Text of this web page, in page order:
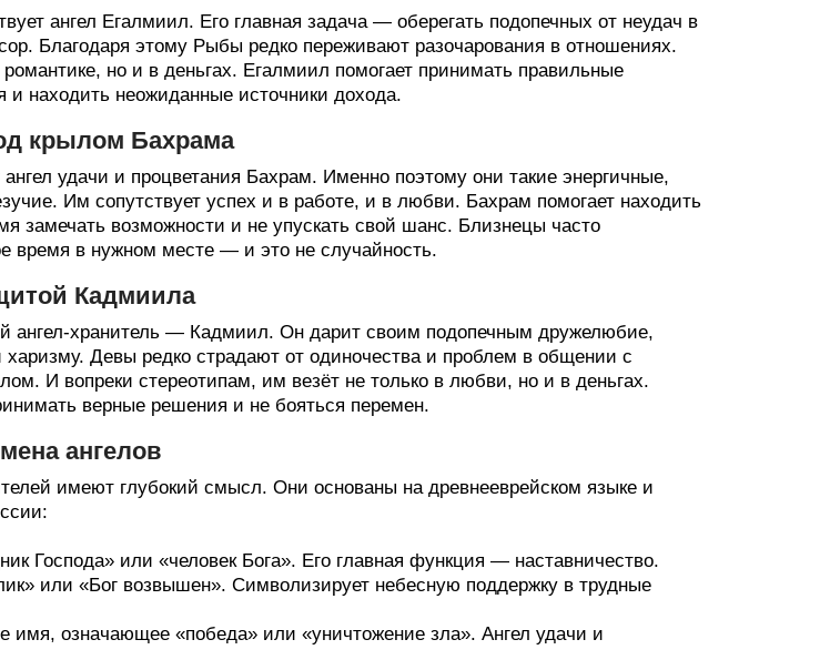
ангел Егалмиил. Его главная задача — оберегать подопечных от неудач в
Благодаря этому Рыбы редко переживают разочарования в отношениях.
но и в деньгах. Егалмиил помогает принимать правильные
находить неожиданные источники дохода.
крылом Бахрама
ангел удачи и процветания Бахрам. Именно поэтому они такие энергичные,
Им сопутствует успех и в работе, и в любви. Бахрам помогает находить
замечать возможности и не упускать свой шанс. Близнецы часто
время в нужном месте — и это не случайность.
Кадмиила
ангел-хранитель — Кадмиил. Он дарит своим подопечным дружелюбие,
харизму. Девы редко страдают от одиночества и проблем в общении с
И вопреки стереотипам, им везёт не только в любви, но и в деньгах.
верные решения и не бояться перемен.
ангелов
имеют глубокий смысл. Они основаны на древнееврейском языке и
Господа» или «человек Бога». Его главная функция — наставничество.
или «Бог возвышен». Символизирует небесную поддержку в трудные
имя, означающее «победа» или «уничтожение зла». Ангел удачи и